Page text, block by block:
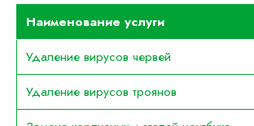
Наименование услуги
Удаление вирусов червей
Удаление вирусов троянов